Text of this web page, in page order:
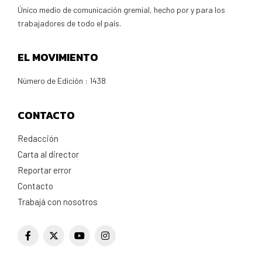
Único medio de comunicación gremial, hecho por y para los
trabajadores de todo el país.
EL MOVIMIENTO
Número de Edición : 1438
CONTACTO
Redacción
Carta al director
Reportar error
Contacto
Trabajá con nosotros